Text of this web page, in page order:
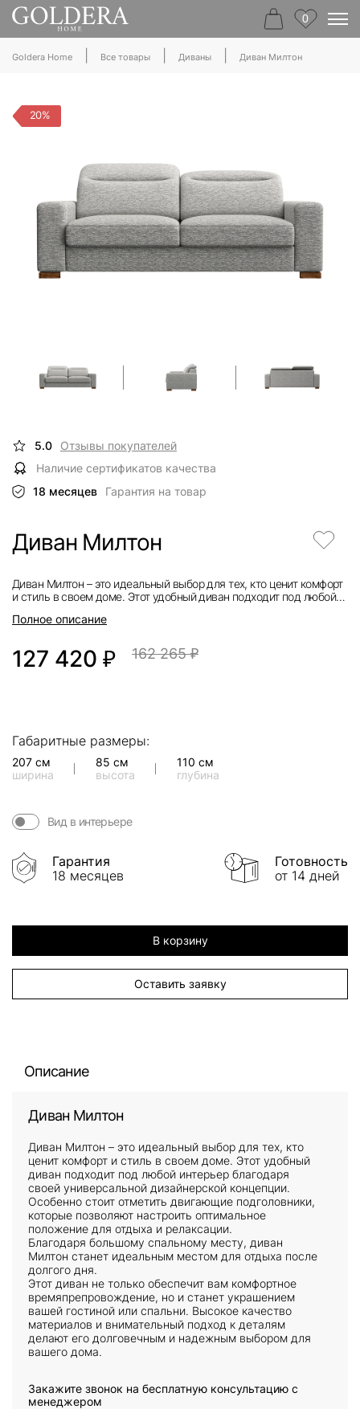
0
Goldera Home Все товары Диваны Диван Милтон
20%
5.0
Отзывы покупателей
Наличие сертификатов качества
18 месяцев
Гарантия на товар
Диван Милтон
Диван Милтон – это идеальный выбор для тех, кто ценит комфорт
и стиль в своем доме. Этот удобный диван подходит под любой
концепции. Особенно стоит отметить двигающие подголовники,
отдыха и релаксации.
Благодаря большому спальному месту, диван Милтон станет
для вашего дома.
Полное описание
127 420 ₽ 162 265₽
Габаритные размеры:
207 см
ширина
85 см
высота
110 см
глубина
Вид в интерьере
Гарантия
18 месяцев
Готовность
от 14 дней
В корзину
Оставить заявку
Описание
Диван Милтон
Диван Милтон – это идеальный выбор для тех, кто
ценит комфорт и стиль в своем доме. Этот удобный
диван подходит под любой интерьер благодаря
своей универсальной дизайнерской концепции.
Особенно стоит отметить двигающие подголовники,
которые позволяют настроить оптимальное
положение для отдыха и релаксации.
Благодаря большому спальному месту, диван
Милтон станет идеальным местом для отдыха после
долгого дня.
Этот диван не только обеспечит вам комфортное
времяпрепровождение, но и станет украшением
вашей гостиной или спальни. Высокое качество
материалов и внимательный подход к деталям
делают его долговечным и надежным выбором для
вашего дома.
Закажите звонок на бесплатную консультацию c
менеджером